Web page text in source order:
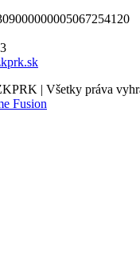
| Všetky práva
Fusion